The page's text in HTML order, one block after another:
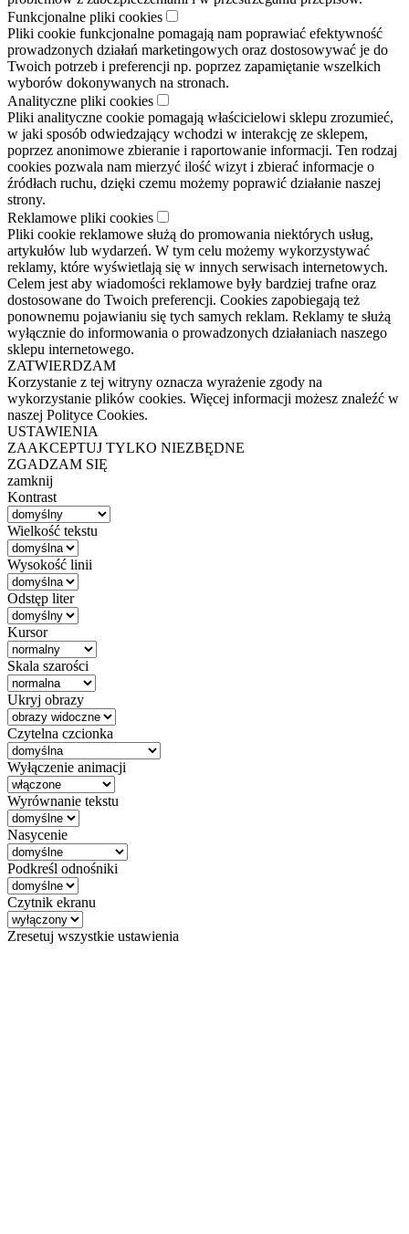
Funkcjonalne pliki cookies
Pliki cookie funkcjonalne pomagają nam poprawiać efektywność
prowadzonych działań marketingowych oraz dostosowywać je do
Twoich potrzeb i preferencji np. poprzez zapamiętanie wszelkich
wyborów dokonywanych na stronach.
Analityczne pliki cookies
Pliki analityczne cookie pomagają właścicielowi sklepu zrozumieć,
w jaki sposób odwiedzający wchodzi w interakcję ze sklepem,
poprzez anonimowe zbieranie i raportowanie informacji. Ten rodzaj
cookies pozwala nam mierzyć ilość wizyt i zbierać informacje o
źródłach ruchu, dzięki czemu możemy poprawić działanie naszej
strony.
Reklamowe pliki cookies
Pliki cookie reklamowe służą do promowania niektórych usług,
artykułów lub wydarzeń. W tym celu możemy wykorzystywać
reklamy, które wyświetlają się w innych serwisach internetowych.
Celem jest aby wiadomości reklamowe były bardziej trafne oraz
dostosowane do Twoich preferencji. Cookies zapobiegają też
ponownemu pojawianiu się tych samych reklam. Reklamy te służą
wyłącznie do informowania o prowadzonych działaniach naszego
sklepu internetowego.
ZATWIERDZAM
Korzystanie z tej witryny oznacza wyrażenie zgody na
wykorzystanie plików cookies. Więcej informacji możesz znaleźć w
naszej Polityce Cookies.
USTAWIENIA
ZAAKCEPTUJ TYLKO NIEZBĘDNE
ZGADZAM SIĘ
zamknij
Kontrast
Wielkość tekstu
Wysokość linii
Odstęp liter
Kursor
Skala szarości
Ukryj obrazy
Czytelna czcionka
Wyłączenie animacji
Wyrównanie tekstu
Nasycenie
Podkreśl odnośniki
Czytnik ekranu
Zresetuj wszystkie ustawienia